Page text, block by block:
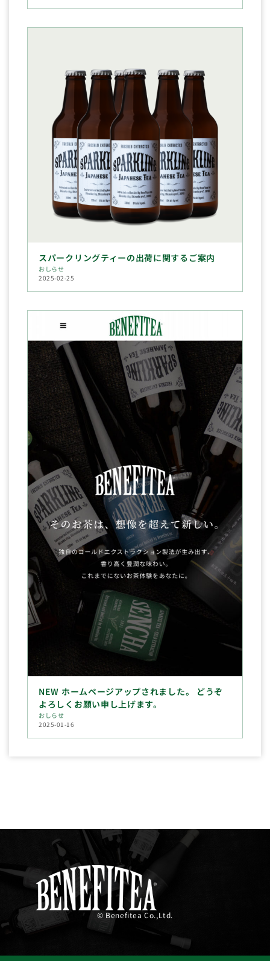
スパークリングティーの出荷に関するご案内
おしらせ
2025-02-25
NEW ホームページアップされました。 どうぞ
よろしくお願い申し上げます。
おしらせ
2025-01-16
© Benefitea Co.,Ltd.